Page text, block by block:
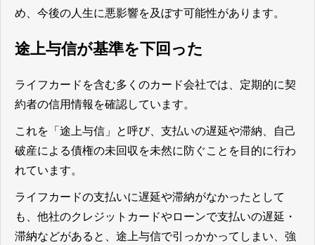
め、今後の人生に悪影響を及ぼす可能性があります。
途上与信が基準を下回った
ライフカードを含む多くのカード会社では、定期的に契
約者の信用情報を確認しています。
これを「途上与信」と呼び、支払いの遅延や滞納、自己
破産による債権の未回収を未然に防ぐことを目的に行わ
れています。
ライフカードの支払いに遅延や滞納がなかったとして
も、他社のクレジットカードやローンで支払いの遅延・
滞納などがあると、途上与信で引っかかってしまい、強